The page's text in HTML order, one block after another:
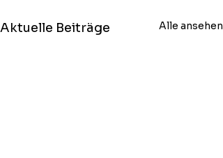
Aktuelle Beiträge Alle ansehen